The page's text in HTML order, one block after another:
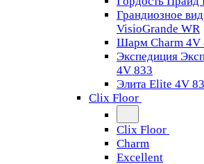
Грандиозное
VisioGrande WR
Шарм Charm 4V
Экспедиция
4V 833
Элита Elite 4V
Clix Floor
Clix Floor
Charm
Excellent